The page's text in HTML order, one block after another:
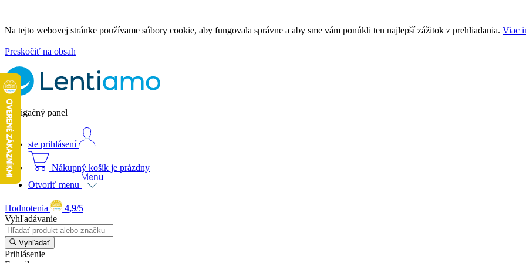
Na tejto webovej stránke používame súbory cookie, aby fungovala správne a aby sme vám ponúkli ten najlepší zážitok z prehliadania. Viac
Preskočiť na obsah
Navigačný panel
ste prihlásení
Nákupný košík je prázdny
Otvoriť menu
Hodnotenia 4,9/5
Vyhľadávanie
Vyhľadať
Prihlásenie